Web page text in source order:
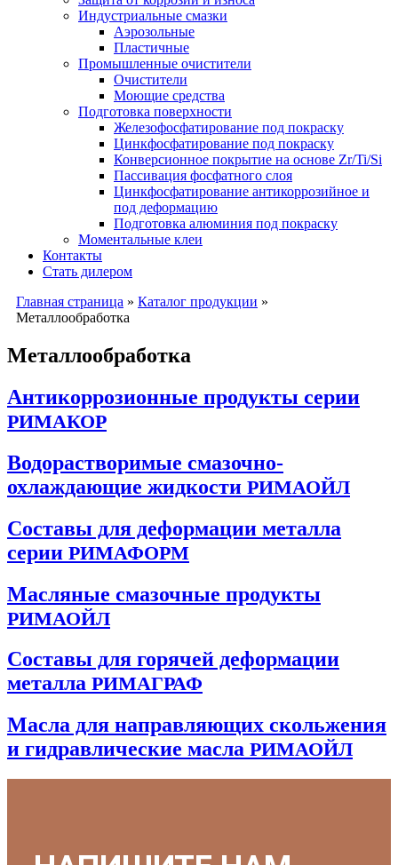
Индустриальные смазки
Аэрозольные
Пластичные
Промышленные очистители
Очистители
Моющие средства
Подготовка поверхности
Железофосфатирование под покраску
Цинкфосфатирование под покраску
Конверсионное покрытие на основе Zr/Ti/Si
Пассивация фосфатного слоя
Цинкфосфатирование антикоррозийное и
под деформацию
Подготовка алюминия под покраску
Моментальные клеи
Контакты
Стать дилером
Главная страница » Каталог продукции »
Металлообработка
Металлообработка
Антикоррозионные продукты серии
РИМАКОР
Водорастворимые смазочно-
охлаждающие жидкости РИМАОЙЛ
Составы для деформации металла
серии РИМАФОРМ
Масляные смазочные продукты
РИМАОЙЛ
Составы для горячей деформации
металла РИМАГРАФ
Масла для направляющих скольжения
и гидравлические масла РИМАОЙЛ